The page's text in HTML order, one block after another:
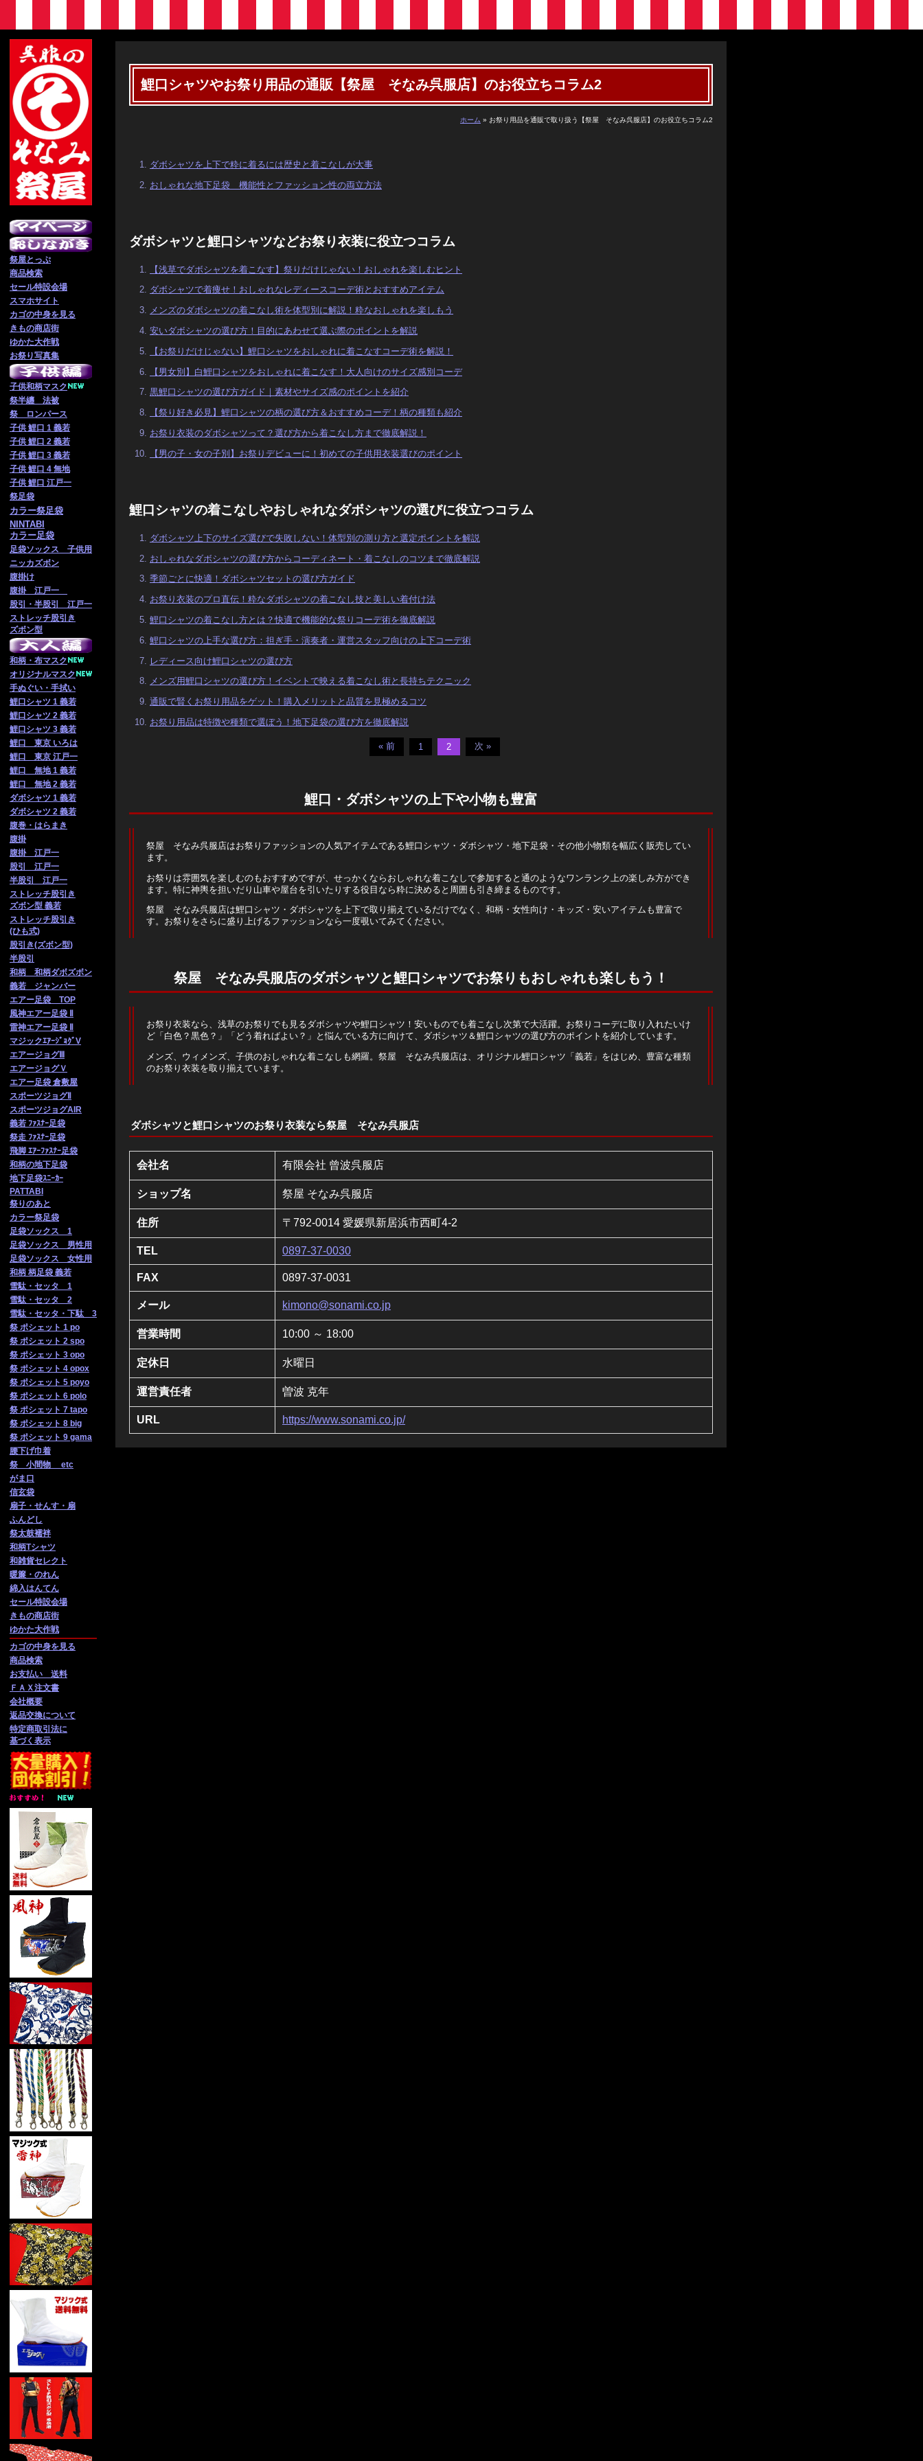
祭屋とっぷ
商品検索
セール特設会場
スマホサイト
カゴの中身を見る
きもの商店街
ゆかた大作戦
お祭り写真集
子供和柄マスク
祭半纏 法被
祭 ロンパース
子供 鯉口 1 義若
子供 鯉口 2 義若
子供 鯉口 3 義若
子供 鯉口 4 無地
子供 鯉口 江戸一
祭足袋
カラー祭足袋
NINTABI
カラー足袋
足袋ソックス 子供用
ニッカズボン
腹掛け
腹掛 江戸一
股引・半股引 江戸一
ストレッチ股引き
ズボン型
和柄・布マスク
オリジナルマスク
手ぬぐい・手拭い
鯉口シャツ 1 義若
鯉口シャツ 2 義若
鯉口シャツ 3 義若
鯉口 東京 いろは
鯉口 東京 江戸一
鯉口 無地 1 義若
鯉口 無地 2 義若
ダボシャツ 1 義若
ダボシャツ 2 義若
腹巻・はらまき
腹掛
腹掛 江戸一
股引 江戸一
半股引 江戸一
ストレッチ股引き
ズボン型 義若
ストレッチ股引き
(ひも式)
股引き(ズボン型)
半股引
和柄 和柄ダボズボン
義若 ジャンバー
エアー足袋 TOP
風神エアー足袋 Ⅱ
雷神エアー足袋 Ⅱ
マジックｴｱｰｼﾞｮｸﾞV
エアージョグⅢ
エアージョグＶ
エアー足袋 倉敷屋
スポーツジョグⅡ
スポーツジョグAIR
義若 ﾌｧｽﾅｰ足袋
祭走 ﾌｧｽﾅｰ足袋
飛脚 ｴｱｰﾌｧｽﾅｰ足袋
和柄の地下足袋
地下足袋ｽﾆｰｶｰ
PATTABI
祭りのあと
カラー祭足袋
足袋ソックス 1
足袋ソックス 男性用
足袋ソックス 女性用
和柄 柄足袋 義若
雪駄・セッタ 1
雪駄・セッタ 2
雪駄・セッタ・下駄 3
祭 ポシェット 1 po
祭 ポシェット 2 spo
祭 ポシェット 3 opo
祭 ポシェット 4 opox
祭 ポシェット 5 poyo
祭 ポシェット 6 polo
祭 ポシェット 7 tapo
祭 ポシェット 8 big
祭 ポシェット 9 gama
腰下げ巾着
祭 小間物 etc
がま口
信玄袋
扇子・せんす・扇
ふんどし
祭太鼓襦袢
和柄Tシャツ
和雑貨セレクト
暖簾・のれん
綿入はんてん
セール特設会場
きもの商店街
ゆかた大作戦
カゴの中身を見る
商品検索
お支払い 送料
ＦＡＸ注文書
会社概要
返品交換について
特定商取引法に
基づく表示
鯉口シャツやお祭り用品の通販【祭屋 そなみ呉服店】のお役立ちコラム2
ホーム » お祭り用品を通販で取り扱う【祭屋 そなみ呉服店】のお役立ちコラム2
ダボシャツを上下で粋に着るには歴史と着こなしが大事
おしゃれな地下足袋 機能性とファッション性の両立方法
ダボシャツと鯉口シャツなどお祭り衣装に役立つコラム
【浅草でダボシャツを着こなす】祭りだけじゃない！おしゃれを楽しむヒント
ダボシャツで着痩せ！おしゃれなレディースコーデ術とおすすめアイテム
メンズのダボシャツの着こなし術を体型別に解説！粋なおしゃれを楽しもう
安いダボシャツの選び方！目的にあわせて選ぶ際のポイントを解説
【お祭りだけじゃない】鯉口シャツをおしゃれに着こなすコーデ術を解説！
【男女別】白鯉口シャツをおしゃれに着こなす！大人向けのサイズ感別コーデ
黒鯉口シャツの選び方ガイド｜素材やサイズ感のポイントを紹介
【祭り好き必見】鯉口シャツの柄の選び方＆おすすめコーデ！柄の種類も紹介
お祭り衣装のダボシャツって？選び方から着こなし方まで徹底解説！
【男の子・女の子別】お祭りデビューに！初めての子供用衣装選びのポイント
鯉口シャツの着こなしやおしゃれなダボシャツの選びに役立つコラム
ダボシャツ上下のサイズ選びで失敗しない！体型別の測り方と選定ポイントを解説
おしゃれなダボシャツの選び方からコーディネート・着こなしのコツまで徹底解説
季節ごとに快適！ダボシャツセットの選び方ガイド
お祭り衣装のプロ直伝！粋なダボシャツの着こなし技と美しい着付け法
鯉口シャツの着こなし方とは？快適で機能的な祭りコーデ術を徹底解説
鯉口シャツの上手な選び方：担ぎ手・演奏者・運営スタッフ向けの上下コーデ術
レディース向け鯉口シャツの選び方
メンズ用鯉口シャツの選び方！イベントで映える着こなし術と長持ちテクニック
通販で賢くお祭り用品をゲット！購入メリットと品質を見極めるコツ
お祭り用品は特徴や種類で選ぼう！地下足袋の選び方を徹底解説
« 前 1 2 次 »
鯉口・ダボシャツの上下や小物も豊富
祭屋 そなみ呉服店はお祭りファッションの人気アイテムである鯉口シャツ・ダボシャツ・地下足袋・その他小物類を幅広く販売してい
ます。
お祭りは雰囲気を楽しむのもおすすめですが、せっかくならおしゃれな着こなしで参加すると通のようなワンランク上の楽しみ方ができ
ます。特に神輿を担いだり山車や屋台を引いたりする役目なら粋に決めると周囲も引き締まるものです。
祭屋 そなみ呉服店は鯉口シャツ・ダボシャツを上下で取り揃えているだけでなく、和柄・女性向け・キッズ・安いアイテムも豊富で
す。お祭りをさらに盛り上げるファッションなら一度覗いてみてください。
祭屋 そなみ呉服店のダボシャツと鯉口シャツでお祭りもおしゃれも楽しもう！
お祭り衣装なら、浅草のお祭りでも見るダボシャツや鯉口シャツ！安いものでも着こなし次第で大活躍。お祭りコーデに取り入れたいけ
ど「白色？黒色？」「どう着ればよい？」と悩んでいる方に向けて、ダボシャツ＆鯉口シャツの選び方のポイントを紹介しています。
メンズ、ウィメンズ、子供のおしゃれな着こなしも網羅。祭屋 そなみ呉服店は、オリジナル鯉口シャツ「義若」をはじめ、豊富な種類
のお祭り衣装を取り揃えています。
ダボシャツと鯉口シャツのお祭り衣装なら祭屋 そなみ呉服店
会社名 有限会社 曾波呉服店
ショップ名 祭屋 そなみ呉服店
住所 〒792-0014 愛媛県新居浜市西町4-2
TEL 0897-37-0030
FAX 0897-37-0031
メール kimono@sonami.co.jp
営業時間 10:00 ～ 18:00
定休日 水曜日
運営責任者 曽波 克年
URL https://www.sonami.co.jp/